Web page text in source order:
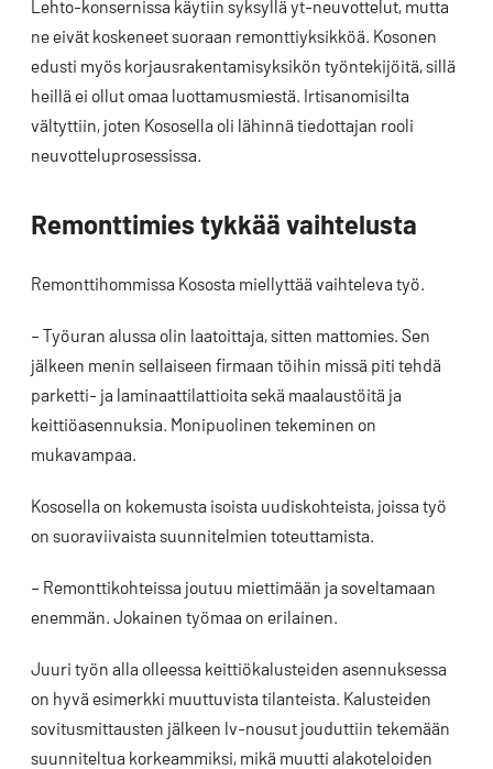
Lehto-konsernissa käytiin syksyllä yt-neuvottelut, mutta
ne eivät koskeneet suoraan remonttiyksikköä. Kosonen
edusti myös korjausrakentamisyksikön työntekijöitä, sillä
heillä ei ollut omaa luottamusmiestä. Irtisanomisilta
vältyttiin, joten Kososella oli lähinnä tiedottajan rooli
neuvotteluprosessissa.
Remonttimies tykkää vaihtelusta
Remonttihommissa Kososta miellyttää vaihteleva työ.
– Työuran alussa olin laatoittaja, sitten mattomies. Sen
jälkeen menin sellaiseen firmaan töihin missä piti tehdä
parketti- ja laminaattilattioita sekä maalaustöitä ja
keittiöasennuksia. Monipuolinen tekeminen on
mukavampaa.
Kososella on kokemusta isoista uudiskohteista, joissa työ
on suoraviivaista suunnitelmien toteuttamista.
– Remonttikohteissa joutuu miettimään ja soveltamaan
enemmän. Jokainen työmaa on erilainen.
Juuri työn alla olleessa keittiökalusteiden asennuksessa
on hyvä esimerkki muuttuvista tilanteista. Kalusteiden
sovitusmittausten jälkeen lv-nousut jouduttiin tekemään
suunniteltua korkeammiksi, mikä muutti alakoteloiden